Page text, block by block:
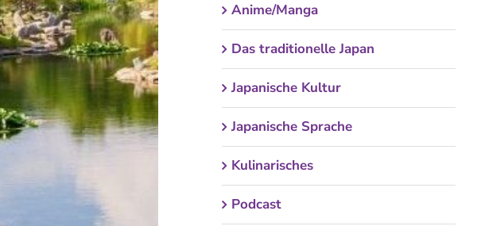
Anime/Manga
Das traditionelle Japan
Japanische Kultur
Japanische Sprache
Kulinarisches
Podcast